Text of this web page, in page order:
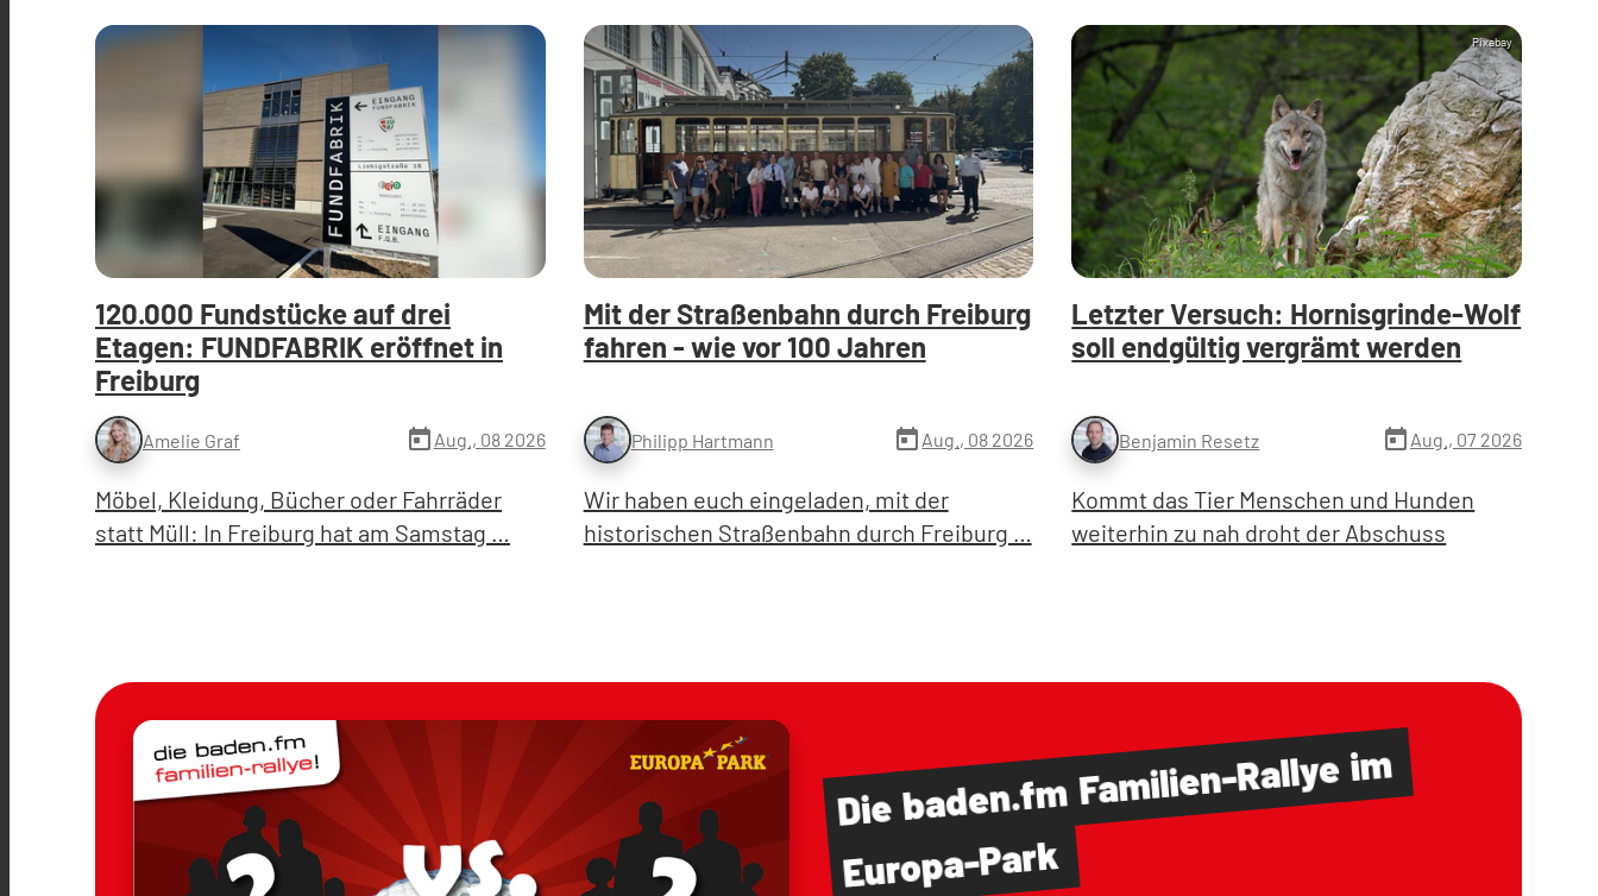
120.000 Fundstücke auf drei
Etagen: FUNDFABRIK eröffnet in
Freiburg
Amelie Graf today Aug., 08 2026
Möbel, Kleidung, Bücher oder Fahrräder
statt Müll: In Freiburg hat am Samstag …
Mit der Straßenbahn durch Freiburg
fahren - wie vor 100 Jahren
Philipp Hartmann todayAug., 08 2026
Wir haben euch eingeladen, mit der
historischen Straßenbahn durch Freiburg …
Pixabay
Letzter Versuch: Hornisgrinde-Wolf
soll endgültig vergrämt werden
Benjamin Resetz today Aug., 07 2026
Kommt das Tier Menschen und Hunden
weiterhin zu nah droht der Abschuss
Die baden.fmFamilien-Rallyeim
Europa-Park